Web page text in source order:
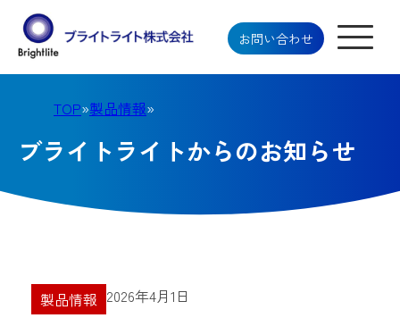
お問い合わせ
TOP»製品情報»
ブライトライトからのお知らせ
製品情報 2026年4月1日